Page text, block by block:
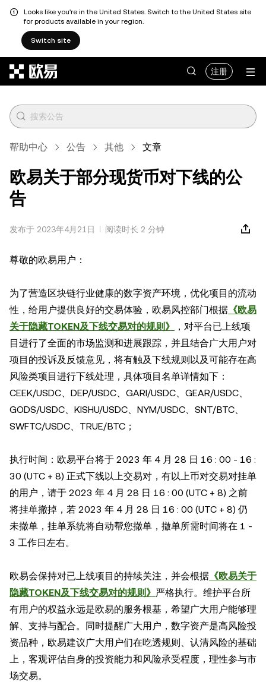
Looks like you're in the United States. Switch to the United States site
for products available in your region.
Switch site
注册
帮助中心 公告 其他 文章
欧易关于部分现货币对下线的公
告
发布于 2023年4月21日 阅读时长 2 分钟
尊敬的欧易用户：
为了营造区块链行业健康的数字资产环境，优化项目的流动
性，给用户提供良好的交易体验，欧易风控部门根据 《欧易
关于隐藏TOKEN及下线交易对的规则》
，对平台已上线项
目进行了全面的市场监测和进展跟踪，并且结合广大用户对
项目的投诉及反馈意见，将有触及下线规则以及可能存在高
风险类项目进行下线处理，具体项目名单详情如下：
CEEK/USDC、DEP/USDC、GARI/USDC、GEAR/USDC、
GODS/USDC、KISHU/USDC、NYM/USDC、SNT/BTC、
SWFTC/USDC、TRUE/BTC；
执行时间：欧易平台将于 2023 年 4 月 28 日 16 : 00 - 16 :
30 (UTC + 8) 正式下线以上交易对，有以上币对交易对挂单
的用户，请于 2023 年 4 月 28 日 16 : 00 (UTC + 8) 之前
将挂单撤掉，若 2023 年 4 月 28 日 16 : 00 (UTC + 8) 仍
未撤单，挂单系统将自动帮您撤单，撤单所需时间将在 1 -
3 工作日左右。
欧易会保持对已上线项目的持续关注，并会根据 《欧易关于
隐藏TOKEN及下线交易对的规则》 严格执行。维护平台所
有用户的权益永远是欧易的服务根基，希望广大用户能够理
解、支持与配合。同时提醒广大用户，数字资产是高风险投
资品种，欧易建议广大用户们在吃透规则、认清风险的基础
上，客观评估自身的投资能力和风险承受程度，理性参与市
场交易。